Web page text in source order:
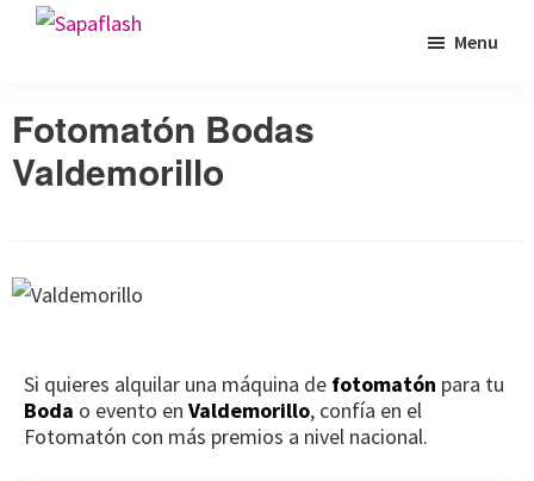
Saltar
navegación
principal
Saltar
principal
Saltar
de
página
bodas
Menu
Fotomatón Bodas
Valdemorillo
Si quieres alquilar una máquina de fotomatón para tu
Boda o evento en Valdemorillo, confía en el
Fotomatón con más premios a nivel nacional.